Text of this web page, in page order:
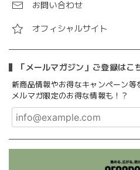
お問い合わせ
オフィシャルサイト
「メールマガジン」ご登録はこ
新商品情報やお得なキャンペーン等
メルマガ限定のお得な情報も！？